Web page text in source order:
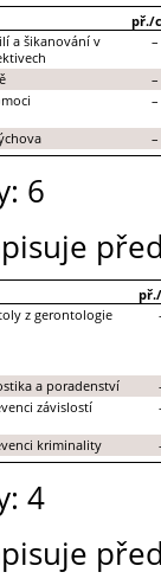
př./
a šikanování v
–
–
–
–
6
z gerontologie
a poradenství
závislostí
kriminality
4